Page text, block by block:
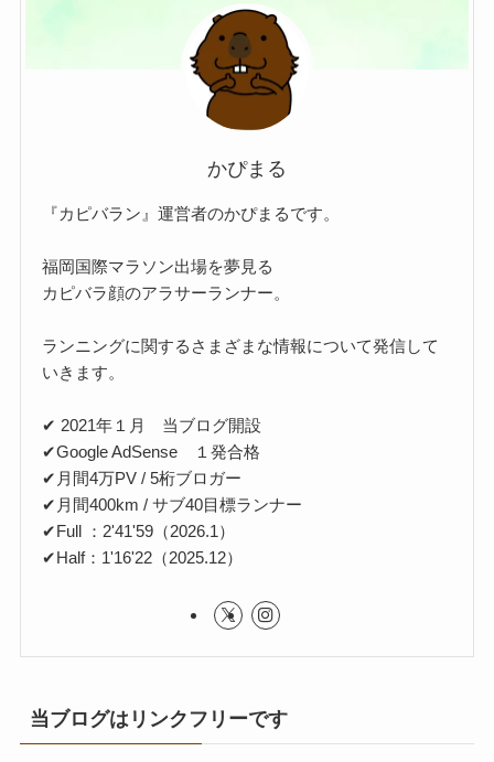
かぴまる
『カピバラン』運営者のかぴまるです。
福岡国際マラソン出場を夢見る
カピバラ顔のアラサーランナー。
ランニングに関するさまざまな情報について発信して
いきます。
✔ 2021年１月 当ブログ開設
✔Google AdSense １発合格
✔月間4万PV / 5桁ブロガー
✔月間400km / サブ40目標ランナー
✔Full ：2'41'59（2026.1）
✔Half：1'16'22（2025.12）
当ブログはリンクフリーです